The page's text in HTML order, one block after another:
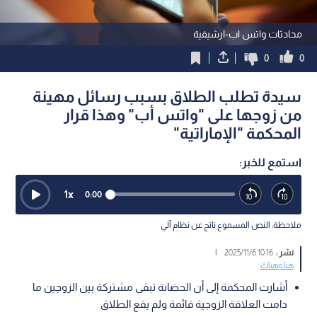
محادثات واتس اب-ارشيفية
0
0
سيدة تطلب الطلاق بسبب رسائل مهينة
من زوجها على "واتس أب" وهذا قرار
المحكمة "الإماراتية"
استمع للخبر:
0:00
1x
ملاحظة: النص المسموع ناتج عن نظام آلي
نشر :10:16 2025/11/6
|
هنا وهناك
أشارت المحكمة إلى أن الحضانة تبقى مشتركة بين الزوجين ما
دامت العلاقة الزوجية قائمة ولم يقع الطلاق